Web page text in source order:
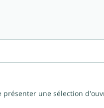
une sélection